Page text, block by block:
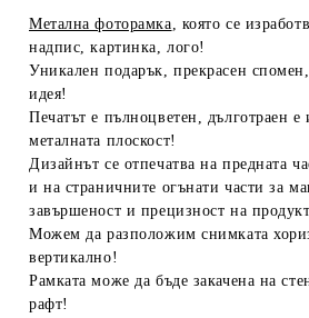
Метална фоторамка, която се
надпис, картинка, лого!
Уникален подарък, прекрасен
идея!
Печатът е пълноцветен, дълготраен е
металната плоскост!
Дизайнът се отпечатва на предната
и на страничните огънати части за
завършеност и прецизност на
Можем да разположим снимката
вертикално!
Рамката може да бъде закачена на
рафт!